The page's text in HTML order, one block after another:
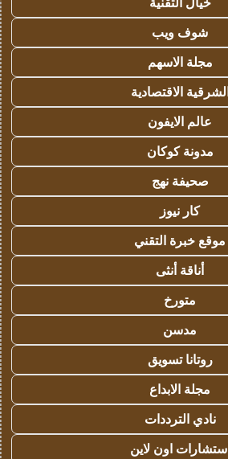
شوف ويب
مجلة الاسهم
الاقتصادية
عالم الايفون
مدونة كوكان
صحيفة نهج
كار نيوز
موقع خبرة التقني
أناقة أنثى
متورخ
مدسن
روتانا تسويق
مجلة الابداع
نادي الترددات
اون لاين